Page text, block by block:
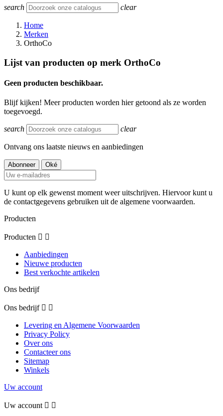
search clear
Home
Merken
OrthoCo
Lijst van producten op merk OrthoCo
Geen producten beschikbaar.
Blijf kijken! Meer producten worden hier getoond als ze worden
toegevoegd.
search clear
Ontvang ons laatste nieuws en aanbiedingen
U kunt op elk gewenst moment weer uitschrijven. Hiervoor kunt u
de contactgegevens gebruiken uit de algemene voorwaarden.
Producten
Producten  
Aanbiedingen
Nieuwe producten
Best verkochte artikelen
Ons bedrijf
Ons bedrijf  
Levering en Algemene Voorwaarden
Privacy Policy
Over ons
Contacteer ons
Sitemap
Winkels
Uw account
Uw account  